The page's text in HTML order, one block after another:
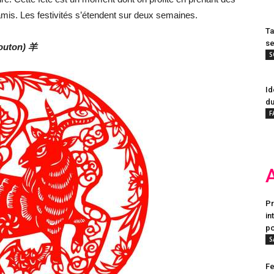
Les festivités s’étendent sur deux semaines.
羊